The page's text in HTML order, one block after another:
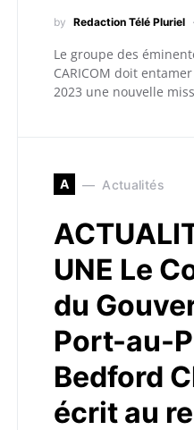
by Redaction Télé Pluriel
Le groupe des
CARICOM doit
2023 une nouvelle
A Actualités
UNE Le
du
Port-au-
Bedford
écrit au